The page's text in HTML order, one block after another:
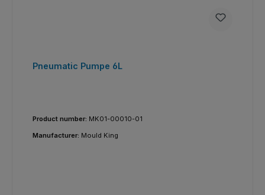
Pneumatic Pumpe 6L
Product number: MK01-00010-01
Manufacturer: Mould King